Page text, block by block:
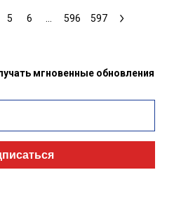
5 6 ... 596 597
мгновенные обновления